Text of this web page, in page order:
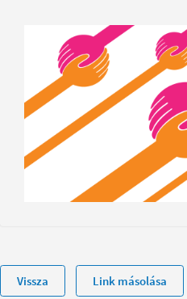
Vissza Link másolása